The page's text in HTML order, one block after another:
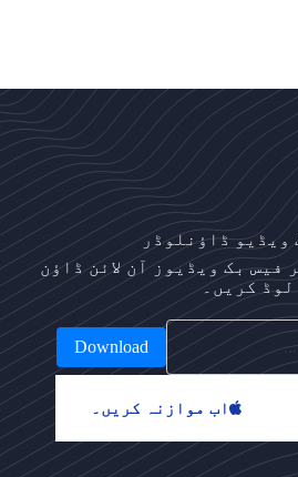
پ
ر
ج
ا
ئ
ی
ں
۔
ویڈیو ڈاؤنلوڈر
فیس بک ویڈیوز آن لائن ڈاؤن
لوڈ کریں۔
Download
اب موازنہ کریں۔